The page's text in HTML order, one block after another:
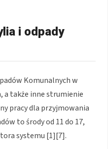
i odpady
Komunalnych w
a także inne strumienie
pracy dla przyjmowania
to środy od 11 do 17,
systemu [1][7].